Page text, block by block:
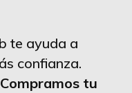
te ayuda a
confianza.
tu